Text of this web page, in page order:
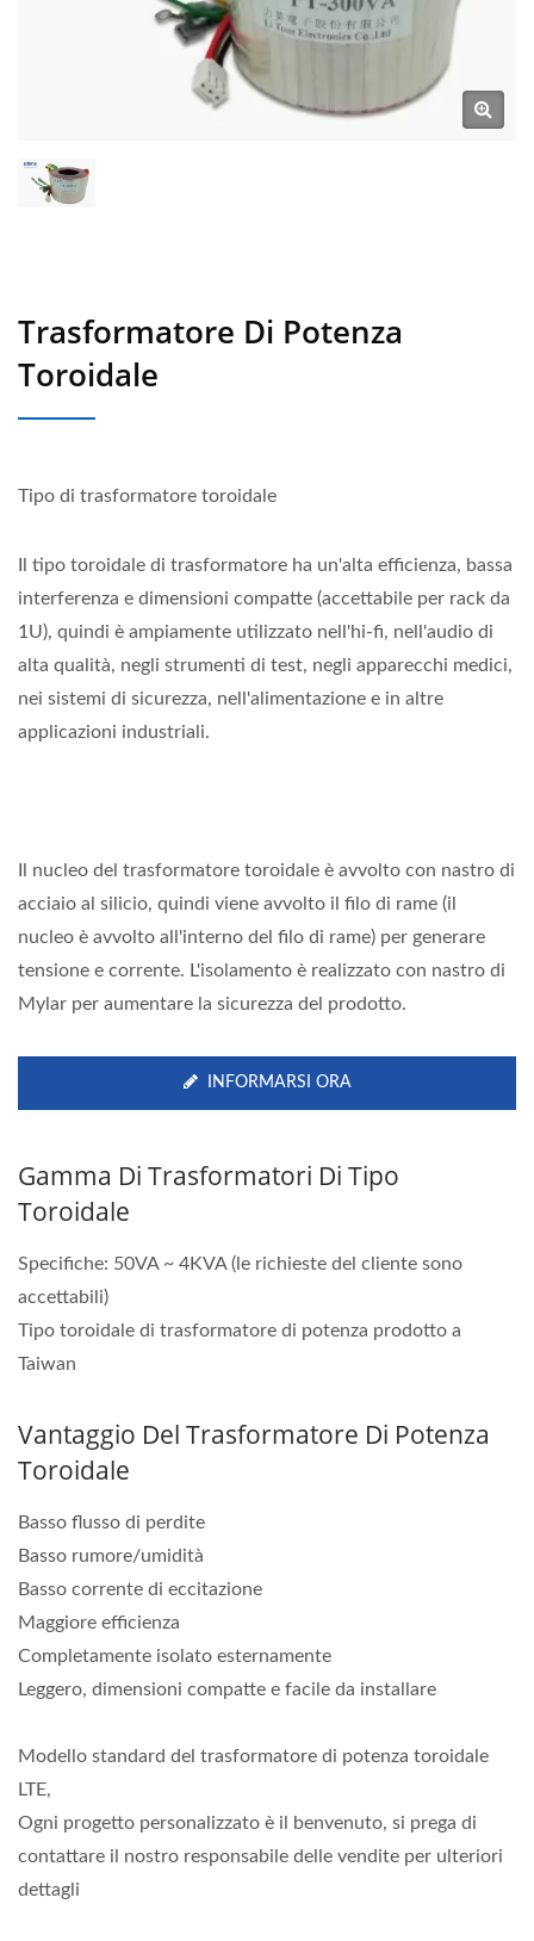
Trasformatore Di Potenza
Toroidale
Tipo di trasformatore toroidale
Il tipo toroidale di trasformatore ha un'alta efficienza, bassa
interferenza e dimensioni compatte (accettabile per rack da
1U), quindi è ampiamente utilizzato nell'hi-fi, nell'audio di
alta qualità, negli strumenti di test, negli apparecchi medici,
nei sistemi di sicurezza, nell'alimentazione e in altre
applicazioni industriali.
Il nucleo del trasformatore toroidale è avvolto con nastro di
acciaio al silicio, quindi viene avvolto il filo di rame (il
nucleo è avvolto all'interno del filo di rame) per generare
tensione e corrente. L'isolamento è realizzato con nastro di
Mylar per aumentare la sicurezza del prodotto.
INFORMARSI ORA
Gamma Di Trasformatori Di Tipo
Toroidale
Specifiche: 50VA ~ 4KVA (le richieste del cliente sono
accettabili)
Tipo toroidale di trasformatore di potenza prodotto a
Taiwan
Vantaggio Del Trasformatore Di Potenza
Toroidale
Basso flusso di perdite
Basso rumore/umidità
Basso corrente di eccitazione
Maggiore efficienza
Completamente isolato esternamente
Leggero, dimensioni compatte e facile da installare
Modello standard del trasformatore di potenza toroidale
LTE,
Ogni progetto personalizzato è il benvenuto, si prega di
contattare il nostro responsabile delle vendite per ulteriori
dettagli